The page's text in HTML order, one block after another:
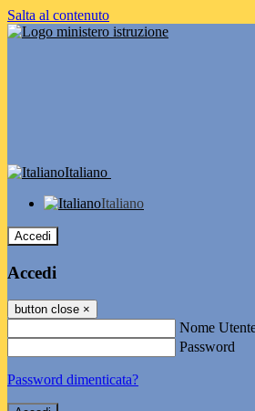
Salta al contenuto
Italiano
Italiano
Accedi
Accedi
button close ×
Nome
Password
Password dimenticata?